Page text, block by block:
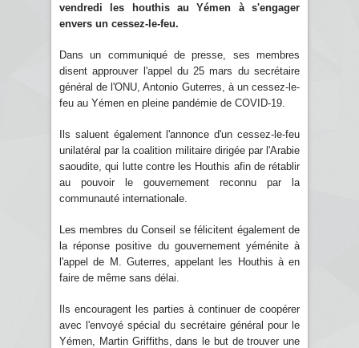
vendredi les houthis au Yémen à s'engager
envers un cessez-le-feu.
Dans un communiqué de presse, ses membres
disent approuver l'appel du 25 mars du secrétaire
général de l'ONU, Antonio Guterres, à un cessez-le-
feu au Yémen en pleine pandémie de COVID-19.
Ils saluent également l'annonce d'un cessez-le-feu
unilatéral par la coalition militaire dirigée par l'Arabie
saoudite, qui lutte contre les Houthis afin de rétablir
au pouvoir le gouvernement reconnu par la
communauté internationale.
Les membres du Conseil se félicitent également de
la réponse positive du gouvernement yéménite à
l'appel de M. Guterres, appelant les Houthis à en
faire de même sans délai.
Ils encouragent les parties à continuer de coopérer
avec l'envoyé spécial du secrétaire général pour le
Yémen, Martin Griffiths, dans le but de trouver une